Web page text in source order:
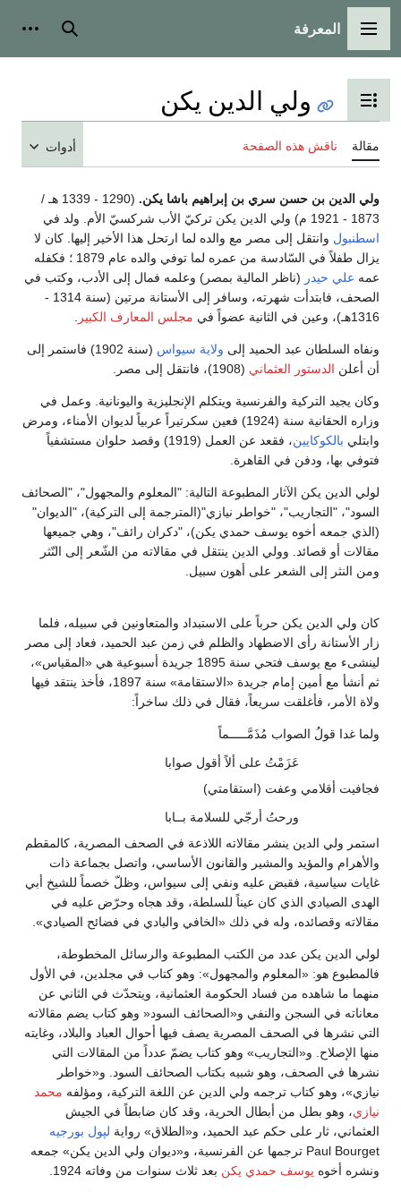
القائمة الرئيسية
المعرفة بحث
تبديل عرض جدول المحتويات
ولي الدين يكن
مقالة ناقش هذه الصفحة أدوات
ولي الدين بن حسن سري بن إبراهيم باشا يكن.
(1290 - 1339 هـ /
1873 - 1921 م) ولي الدين يكن تركيّ الأب شركسيّ الأم. ولد في
اسطنبول وانتقل إلى مصر مع والده لما ارتحل هذا الأخير إليها. كان لا
يزال طفلاً في السّادسة من عمره لما توفي والده عام 1879 ؛ فكفله
عمه علي حيدر (ناظر المالية بمصر) وعلمه فمال إلى الأدب، وكتب في
الصحف، فابتدأت شهرته، وسافر إلى الأستانة مرتين (سنة 1314 -
1316هـ)، وعين في الثانية عضواً في
مجلس المعارف الكبير
ونفاه السلطان عبد الحميد إلى ولاية سيواس
(سنة 1902) فاستمر إلى
أن أعلن الدستور العثماني (1908)، فانتقل إلى مصر.
وكان يجيد التركية والفرنسية ويتكلم الإنجليزية واليونانية. وعمل في
وزاره الحقانية سنة (1924) فعين سكرتيراً عربياً لديوان الأمناء، ومرض
وابتلي بالكوكايين
، فقعد عن العمل (1919) وقصد حلوان مستشفياً
فتوفي بها، ودفن في القاهرة.
لولي الدين يكن الآثار المطبوعة التالية: "المعلوم والمجهول"، "الصحائف
السود"، "التجاريب"، "خواطر نيازي"(المترجمة إلى التركية)، "الديوان"
(الذي جمعه أخوه يوسف حمدي يكن)، "دكران رائف"، وهي جميعها
مقالات أو قصائد. وولي الدين ينتقل في مقالاته من الشّعر إلى النّثر
ومن النثر إلى الشعر على أهون سبيل.
كان ولي الدين يكن حرباً على الاستبداد والمتعاونين في سبيله، فلما
زار الأستانة رأى الاضطهاد والظلم في زمن عبد الحميد، فعاد إلى مصر
لينشىء مع يوسف فتحي سنة 1895 جريدة أسبوعية هي «المقياس»،
ثم أنشأ مع أمين إمام جريدة «الاستقامة» سنة 1897، فأخذ ينتقد فيها
ولاة الأمر، فأغلقت سريعاً، فقال في ذلك ساخراً:
ولما غدا قولُ الصواب مُذَمَّـــــماً
عَزَمْتُ على ألاً أقول صوابا
فجافيت أقلامي وعفت (استقامتي)
ورحتُ أرجّي للسلامة بــابا
استمر ولي الدين ينشر مقالاته اللاذعة في الصحف المصرية، كالمقطم
والأهرام والمؤيد والمشير والقانون الأساسي، واتصل بجماعة ذات
غايات سياسية، فقبض عليه ونفي إلى سيواس، وظلّ خصماً للشيخ أبي
الهدى الصيادي الذي كان عيناً للسلطة، وقد هجاه وحرّض عليه في
مقالاته وقصائده، وله في ذلك «الخافي والبادي في فضائح الصيادي».
لولي الدين يكن عدد من الكتب المطبوعة والرسائل المخطوطة،
فالمطبوع هو: «المعلوم والمجهول»: وهو كتاب في مجلدين، في الأول
منهما ما شاهده من فساد الحكومة العثمانية، ويتحدّث في الثاني عن
معاناته في السجن والنفي و«الصحائف السود« وهو كتاب يضم مقالاته
التي نشرها في الصحف المصرية يصف فيها أحوال العباد والبلاد، وغايته
منها الإصلاح. و«التجاريب» وهو كتاب يضمّ عدداً من المقالات التي
نشرها في الصحف، وهو شبيه بكتاب الصحائف السود. و«خواطر
نيازي»، وهو كتاب ترجمه ولي الدين عن اللغة التركية، ومؤلفه محمد
نيازي، وهو بطل من أبطال الحرية، وقد كان ضابطاً في الجيش
العثماني، ثار على حكم عبد الحميد، و«الطلاق» رواية لپول بورجيه
Paul Bourget ترجمها عن الفرنسية، و«ديوان ولي الدين يكن» جمعه
ونشره أخوه يوسف حمدي يكن بعد ثلاث سنوات من وفاته 1924.